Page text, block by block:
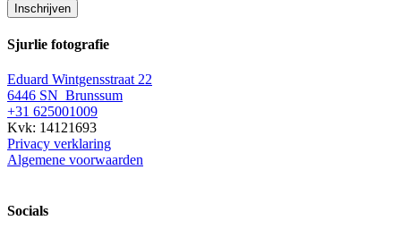
Inschrijven
Sjurlie fotografie
Eduard Wintgensstraat 22
6446 SN Brunssum
+31 625001009
Kvk: 14121693
Privacy verklaring
Algemene voorwaarden
Socials